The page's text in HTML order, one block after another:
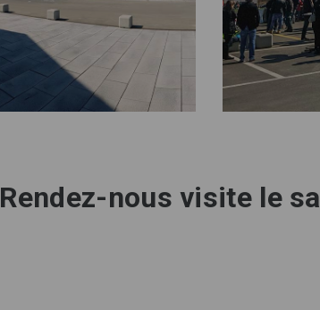
Rendez-nous visite le